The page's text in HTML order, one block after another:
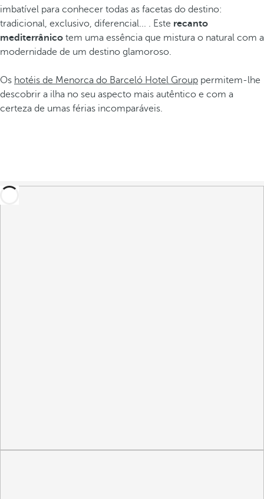
imbatível para conhecer todas as facetas do destino:
tradicional, exclusivo, diferencial... . Este recanto
mediterrânico tem uma essência que mistura o natural com a
modernidade de um destino glamoroso.
Os hotéis de Menorca do Barceló Hotel Group permitem-lhe
descobrir a ilha no seu aspecto mais autêntico e com a
certeza de umas férias incomparáveis.